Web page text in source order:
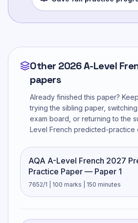
Other 2026 A-Level
papers
Already finished this paper?
trying the sibling paper,
exam board, or returning to the
Level French predicted-practice
AQA A-Level French 2027
Practice Paper — Paper 1
7652/1 | 100 marks | 150 minutes